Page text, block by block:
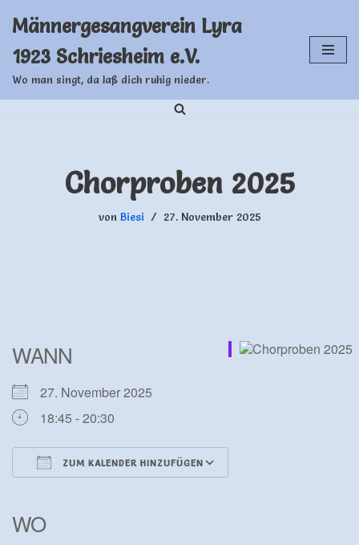
Inhalt
springen
Männergesangverein Lyra
1923 Schriesheim e.V.
Wo man singt, da laß dich ruhig nieder.
Chorproben 2025
von Biesi 27. November 2025
WANN
27. November 2025
18:45 - 20:30
ZUM KALENDER HINZUFÜGEN
WO